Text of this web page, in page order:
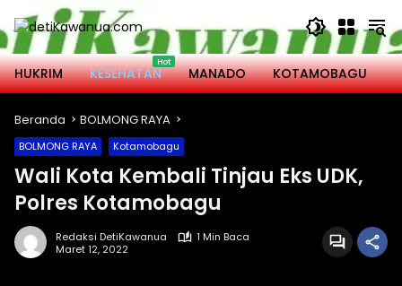
Langsung
ke
konten
HUKRIM
KESEHATAN MANADO KOTAMOBAGU
Beranda BOLMONG RAYA
BOLMONG RAYA Kotamobagu
Wali Kota Kembali Tinjau Eks UDK,
Polres Kotamobagu
Redaksi DetiKawanua
1 Min Baca
Maret 12, 2022